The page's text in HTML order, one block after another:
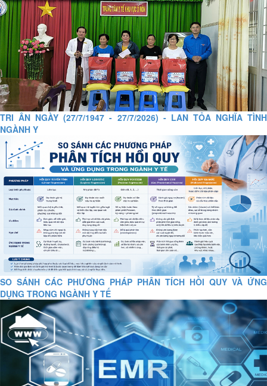
TRI ÂN NGÀY (27/7/1947 - 27/7/2026) - LAN TỎA NGHĨA TÌNH
NGÀNH Y
SO SÁNH CÁC PHƯƠNG PHÁP PHÂN TÍCH HỒI QUY VÀ ỨNG
DỤNG TRONG NGÀNH Y TẾ